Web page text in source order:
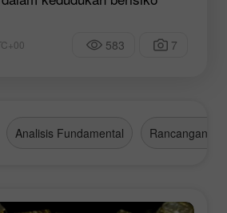
583 7
Analisis Fundamental Rancangan